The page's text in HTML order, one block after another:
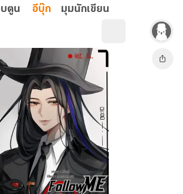
บตูน อีบุ๊ก มุมนักเขียน